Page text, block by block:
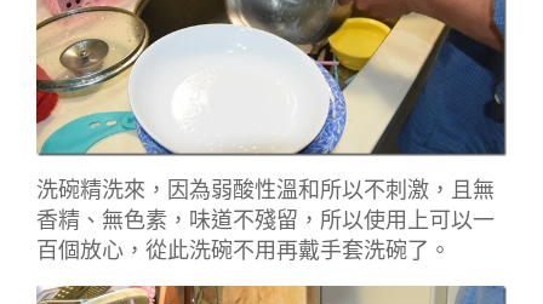
洗碗精洗來，因為弱酸性溫和所以不刺激，且無
香精、無色素，味道不殘留，所以使用上可以一
百個放心，從此洗碗不用再戴手套洗碗了。